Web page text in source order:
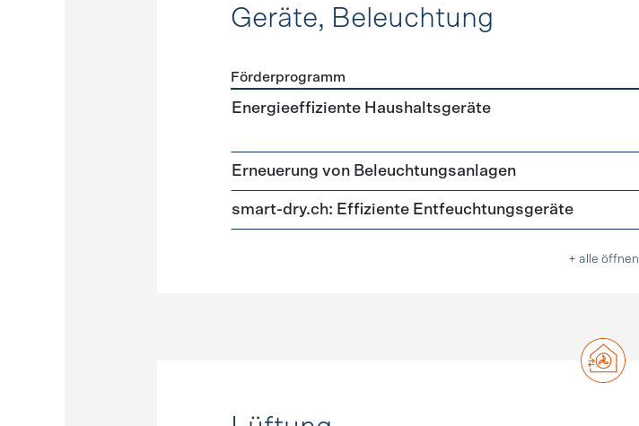
Geräte, Beleuchtung
Förderprogramme Geräte, Beleuchtung
Förderprogramm
Energieeffiziente Haushaltsgeräte
Erneuerung von Beleuchtungsanlagen
smart-dry.ch: Effiziente Entfeuchtungsgeräte
+ alle öffnen